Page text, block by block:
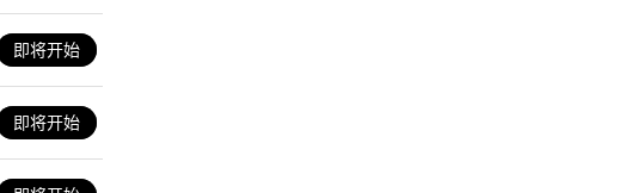
即将开始
即将开始